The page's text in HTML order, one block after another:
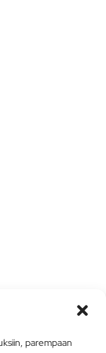
parempaan